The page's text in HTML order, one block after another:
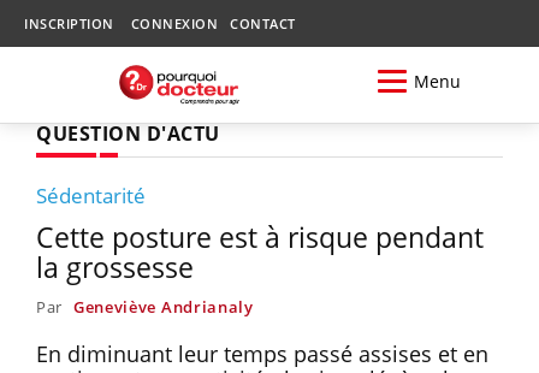
INSCRIPTION CONNEXION CONTACT
Menu
QUESTION D'ACTU
Sédentarité
Cette posture est à risque pendant
la grossesse
Par Geneviève Andrianaly
En diminuant leur temps passé assises et en